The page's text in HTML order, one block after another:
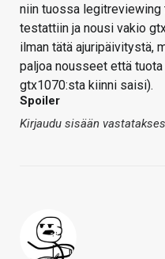
niin tuossa
testattiin ja nousi vakio
ilman tätä ajuripäivitystä,
paljoa nousseet että
gtx1070:sta kiinni saisi).
Spoiler
Kirjaudu sisään